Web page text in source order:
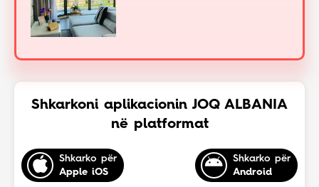
Shkarkoni aplikacionin JOQ ALBANIA
në platformat
Shkarko për
Apple iOS
Shkarko për
Android